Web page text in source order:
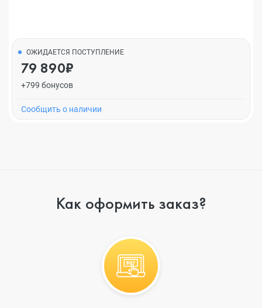
ОЖИДАЕТСЯ ПОСТУПЛЕНИЕ
79 890₽
+799 бонусов
Cообщить о наличии
Как оформить заказ?